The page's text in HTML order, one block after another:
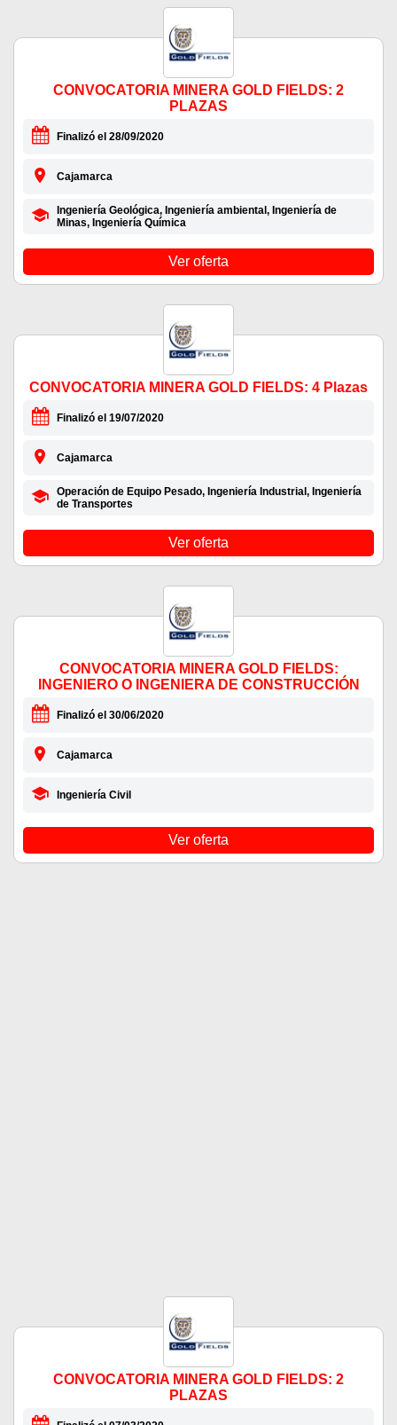
CONVOCATORIA MINERA GOLD FIELDS: 2
PLAZAS
Finalizó el 28/09/2020
Cajamarca
Ingeniería Geológica, Ingeniería ambiental, Ingeniería de
Minas, Ingeniería Química
Ver oferta
CONVOCATORIA MINERA GOLD FIELDS: 4 Plazas
Finalizó el 19/07/2020
Cajamarca
Operación de Equipo Pesado, Ingeniería Industrial, Ingeniería
de Transportes
Ver oferta
CONVOCATORIA MINERA GOLD FIELDS:
INGENIERO O INGENIERA DE CONSTRUCCIÓN
Finalizó el 30/06/2020
Cajamarca
Ingeniería Civil
Ver oferta
CONVOCATORIA MINERA GOLD FIELDS: 2
PLAZAS